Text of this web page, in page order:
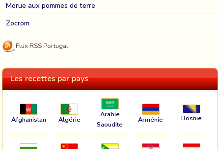
Morue aux pommes de terre
Zocrom
Flux RSS Portugal
Les recettes par pays
Afghanistan Algérie
Arabie
Saoudite
Arménie Bosnie